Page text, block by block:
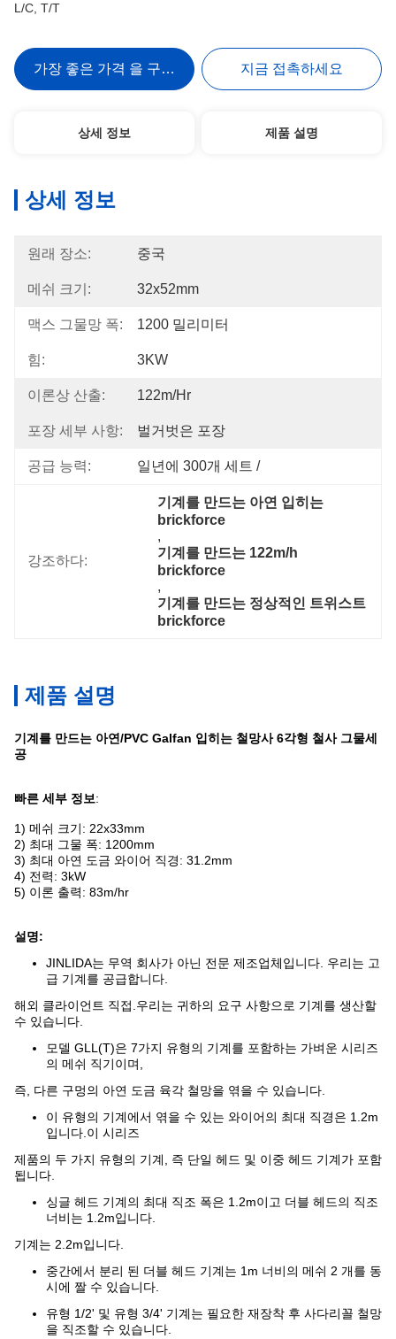
L/C, T/T
가장 좋은 가격 을 구하라 지금 접촉하세요
상세 정보 제품 설명
상세 정보
원래 장소: 중국
메쉬 크기: 32x52mm
맥스 그물망 폭: 1200 밀리미터
힘: 3KW
이론상 산출: 122m/hr
포장 세부 사항: 벌거벗은 포장
공급 능력: 일년에 300개 세트 /
강조하다:
기계를 만드는 아연 입히는
brickforce
,
기계를 만드는 122m/h
brickforce
,
기계를 만드는 정상적인 트위스트
brickforce
제품 설명
기계를 만드는 아연/PVC Galfan 입히는 철망사 6각형 철사 그물세
공
빠른 세부 정보:
1) 메쉬 크기: 22x33mm
2) 최대 그물 폭: 1200mm
3) 최대 아연 도금 와이어 직경: 31.2mm
4) 전력: 3kW
5) 이론 출력: 83m/hr
설명:
JINLIDA는 무역 회사가 아닌 전문 제조업체입니다. 우리는 고
급 기계를 공급합니다.
해외 클라이언트 직접.우리는 귀하의 요구 사항으로 기계를 생산할
수 있습니다.
모델 GLL(T)은 7가지 유형의 기계를 포함하는 가벼운 시리즈
의 메쉬 직기이며,
즉, 다른 구멍의 아연 도금 육각 철망을 엮을 수 있습니다.
이 유형의 기계에서 엮을 수 있는 와이어의 최대 직경은 1.2m
입니다.이 시리즈
제품의 두 가지 유형의 기계, 즉 단일 헤드 및 이중 헤드 기계가 포함
됩니다.
싱글 헤드 기계의 최대 직조 폭은 1.2m이고 더블 헤드의 직조
너비는 1.2m입니다.
기계는 2.2m입니다.
중간에서 분리 된 더블 헤드 기계는 1m 너비의 메쉬 2 개를 동
시에 짤 수 있습니다.
유형 1/2' 및 유형 3/4' 기계는 필요한 재장착 후 사다리꼴 철망
을 직조할 수 있습니다.